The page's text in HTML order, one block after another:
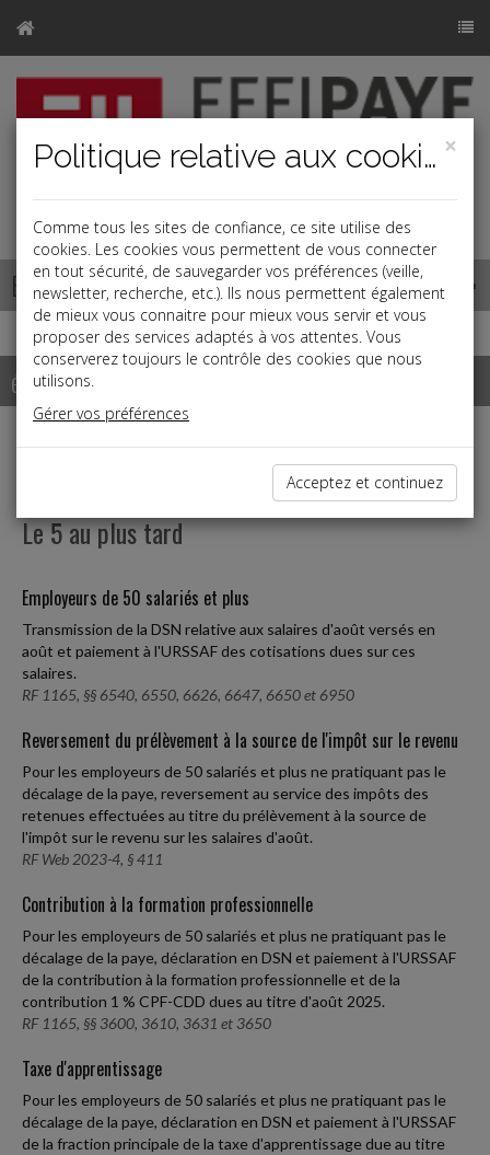
Base documentaire
échéancier
Échéancier : septembre
Le 5 au plus tard
Employeurs de 50 salariés et plus
Transmission de la DSN relative aux salaires d'août versés en
août et paiement à l'URSSAF des cotisations dues sur ces
salaires.
RF 1165, §§ 6540, 6550, 6626, 6647, 6650 et 6950
Reversement du prélèvement à la source de l'impôt sur le revenu
Pour les employeurs de 50 salariés et plus ne pratiquant pas le
décalage de la paye, reversement au service des impôts des
retenues effectuées au titre du prélèvement à la source de
l'impôt sur le revenu sur les salaires d'août.
RF Web 2023-4, § 411
Contribution à la formation professionnelle
Pour les employeurs de 50 salariés et plus ne pratiquant pas le
décalage de la paye, déclaration en DSN et paiement à l'URSSAF
de la contribution à la formation professionnelle et de la
contribution 1 % CPF-CDD dues au titre d'août 2025.
RF 1165, §§ 3600, 3610, 3631 et 3650
Taxe d'apprentissage
Pour les employeurs de 50 salariés et plus ne pratiquant pas le
décalage de la paye, déclaration en DSN et paiement à l'URSSAF
de la fraction principale de la taxe d'apprentissage due au titre
×
Politique relative aux cookies
Comme tous les sites de confiance, ce site utilise des
cookies. Les cookies vous permettent de vous connecter
en tout sécurité, de sauvegarder vos préférences (veille,
newsletter, recherche, etc.). Ils nous permettent également
de mieux vous connaitre pour mieux vous servir et vous
proposer des services adaptés à vos attentes. Vous
conserverez toujours le contrôle des cookies que nous
utilisons.
Gérer vos préférences
Acceptez et continuez